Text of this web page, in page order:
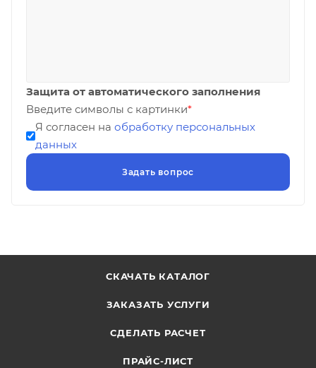
Защита от автоматического заполнения
Введите символы с картинки*
Я согласен на обработку персональных
данных
СКАЧАТЬ КАТАЛОГ
ЗАКАЗАТЬ УСЛУГИ
СДЕЛАТЬ РАСЧЕТ
ПРАЙС-ЛИСТ